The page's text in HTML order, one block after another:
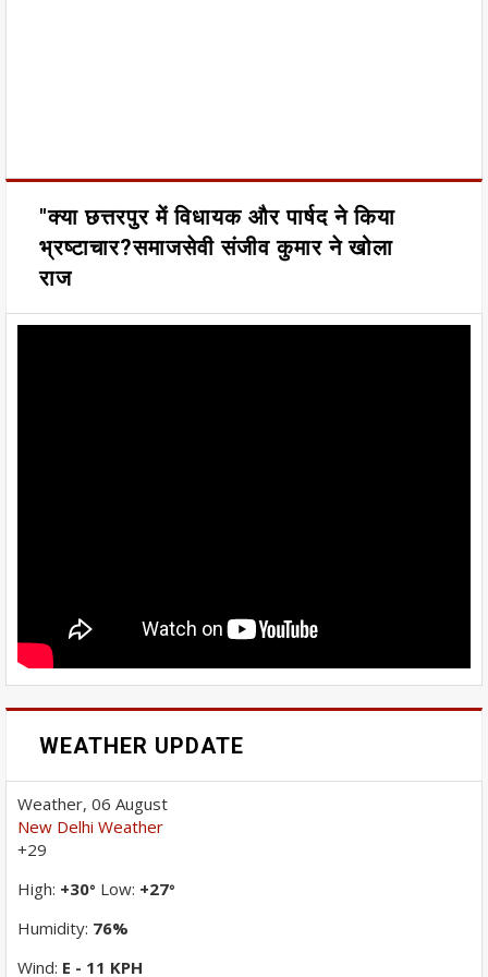
"क्या छत्तरपुर में विधायक और पार्षद ने किया
भ्रष्टाचार?समाजसेवी संजीव कुमार ने खोला
राज
WEATHER UPDATE
Weather, 06 August
New Delhi Weather
+29
High: +30° Low: +27°
Humidity: 76%
Wind: E - 11 KPH